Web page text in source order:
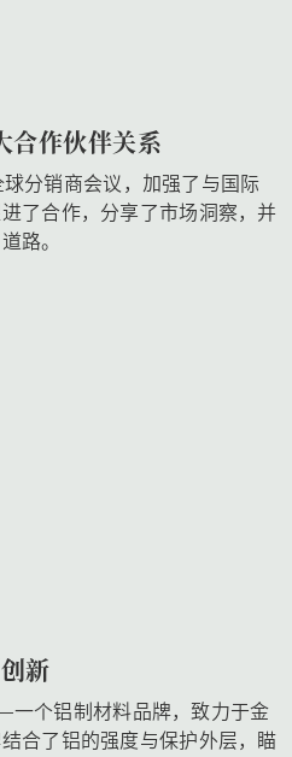
合作伙伴关系
分销商会议，加强了与国际
了合作，分享了市场洞察，并
路。
新
个铝制材料品牌，致力于金
合了铝的强度与保护外层，瞄